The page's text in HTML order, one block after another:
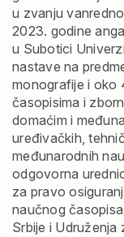
u zvanju
2023. godine
u Subotici
nastave na
monografije i oko
časopisima i
domaćim i
uređivačkih,
međunarodnih
odgovorna
za pravo
naučnog
Srbije i Udruženja